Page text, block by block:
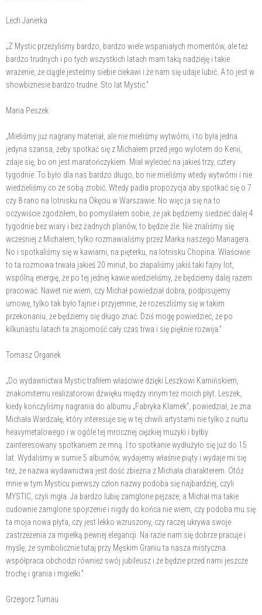
Lech Janerka
„Z Mystic przeżyliśmy bardzo, bardzo wiele wspaniałych momentów, ale też
bardzo trudnych i po tych wszystkich latach mam taką nadzieję i takie
wrażenie, że ciągle jesteśmy siebie ciekawi i że nam się udaje lubić. A to jest w
showbiznesie bardzo trudne. Sto lat Mystic.”
Maria Peszek
„Mieliśmy już nagrany materiał, ale nie mieliśmy wytwórni, i to była jedna
jedyna szansa, żeby spotkać się z Michałem przed jego wylotem do Kenii,
zdaje się, bo on jest maratończykiem. Miał wylecieć na jakieś trzy, cztery
tygodnie. To było dla nas bardzo długo, bo nie mieliśmy wtedy wytwórni i nie
wiedzieliśmy co ze sobą zrobić. Wtedy padła propozycja aby spotkać się o 7
czy 8 rano na lotnisku na Okęciu w Warszawie. No więc ja się na to
oczywiście zgodziłem, bo pomyślałem sobie, że jak będziemy siedzieć dalej 4
tygodnie bez wiary i bez żadnych planów, to będzie źle. Nie znaliśmy się
wcześniej z Michałem, tylko rozmawialiśmy przez Marka naszego Managera.
No i spotkaliśmy się w kawiarni, na pięterku, na lotnisku Chopina. Właściwie
to ta rozmowa trwała jakieś 20 minut, bo złapaliśmy jakiś taki fajny lot,
wspólną energię, że po tej jednej kawie wiedzieliśmy, że będziemy dalej razem
pracować. Nawet nie wiem, czy Michał powiedział dobra, podpisujemy
umowę, tylko tak było fajnie i przyjemnie, że rozeszliśmy się w takim
przekonaniu, że będziemy się długo znać. Dziś mogę powiedzieć, że po
kilkunastu latach ta znajomość cały czas trwa i się pięknie rozwija.”
Tomasz Organek
„Do wydawnictwa Mystic trafiłem właściwie dzięki Leszkowi Kamińskiem,
znakomitemu realizatorowi dźwięku między innym też moich płyt. Leszek,
kiedy kończyliśmy nagrania do albumu „Fabryka Klamek”, powiedział, że zna
Michała Wardzałę, który interesuje się w tej chwili artystami nie tylko z nurtu
heavymetalowego i w ogóle tej mrocznej ciężkiej muzyki i byłby
zainteresowany spotkaniem ze mną. I to spotkanie wydłużyło się już do 15
lat. Wydaliśmy w sumie 5 albumów, wydajemy właśnie piąty i wydaje mi się
też, że nazwa wydawnictwa jest dość zbieżna z Michała charakterem. Otóż
mnie w tym Mysticu pierwszy człon nazwy podoba się najbardziej, czyli
MYSTIC, czyli mgła. Ja bardzo lubię zamglone pejzaże, a Michał ma takie
cudownie zamglone spojrzenie i nigdy do końca nie wiem, czy podoba mu się
ta moja nowa płyta, czy jest lekko wzruszony, czy raczej ukrywa swoje
zastrzeżenia za mgiełką pewnej elegancji. Na razie nam się dobrze pracuje i
myślę, że symbolicznie tutaj przy Męskim Graniu ta nasza mistyczna
współpraca obchodzi również swój jubileusz i że będzie przed nami jeszcze
trochę i grania i mgiełki.”
Grzegorz Turnau